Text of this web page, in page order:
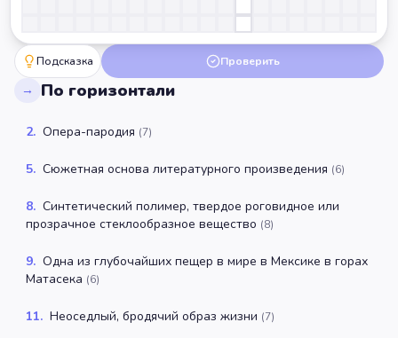
Подсказка Проверить
→ По горизонтали
2. Опера-пародия (7)
5. Сюжетная основа литературного произведения (6)
8. Синтетический полимер, твердое роговидное или
прозрачное стеклообразное вещество (8)
9. Одна из глубочайших пещер в мире в Мексике в горах
Матасека (6)
11. Неоседлый, бродячий образ жизни (7)